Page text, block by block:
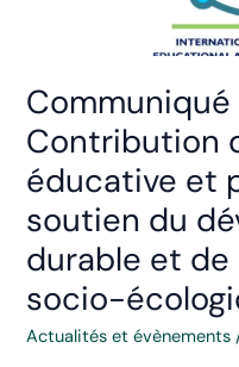
et
la
sitothèque
Communiqué
Contribution
éducative et
soutien du
durable et
socio-
Actualités et évènements